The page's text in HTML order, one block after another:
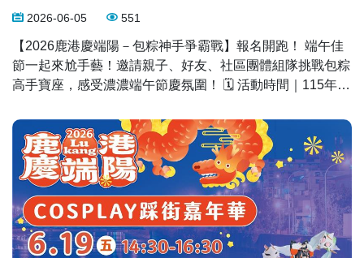
2026-06-05 551
【2026鹿港慶端陽－包粽神手爭霸戰】報名開跑！ 端午佳
節一起來尬手藝！邀請親子、好友、社區團體組隊挑戰包粽
高手寶座，感受濃濃端午節慶氛圍！ 🗓 活動時間｜115年6
人1隊，每梯次10隊，共50隊額滿為止 💰 報名費｜每隊200
元 🏆 歡迎大家踴躍組隊參加，一起包出美味、包出冠軍！
報名網址：
https://www.beclass.com/rid=30526ae6a157ca137d4d